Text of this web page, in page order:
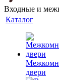
Входные и
Каталог
двери